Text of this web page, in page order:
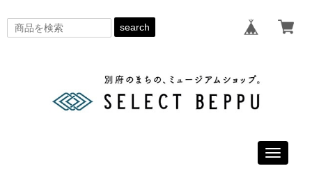
search
Toggle